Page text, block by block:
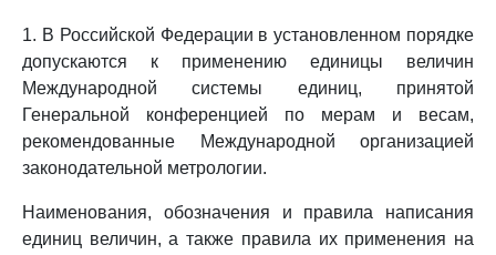
1. В Российской Федерации в установленном порядке
допускаются к применению единицы величин
Международной системы единиц, принятой
Генеральной конференцией по мерам и весам,
рекомендованные Международной организацией
законодательной метрологии.
Наименования, обозначения и правила написания
единиц величин, а также правила их применения на